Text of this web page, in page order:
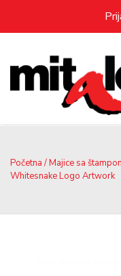
content
Početna /Majice sa
Whitesnake Logo Artwork